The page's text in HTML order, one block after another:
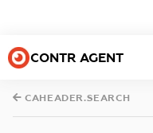
CONTR AGENT
CAHEADER.SEARCH